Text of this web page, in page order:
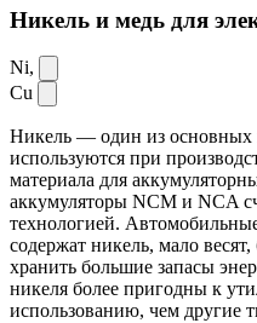
Никель и медь для
Ni,
Cu
Никель — один из основных
используются при
материала для
аккумуляторы NCM и NCA
технологией.
содержат никель, мало
хранить большие запасы
никеля более пригодны к
использованию, чем другие